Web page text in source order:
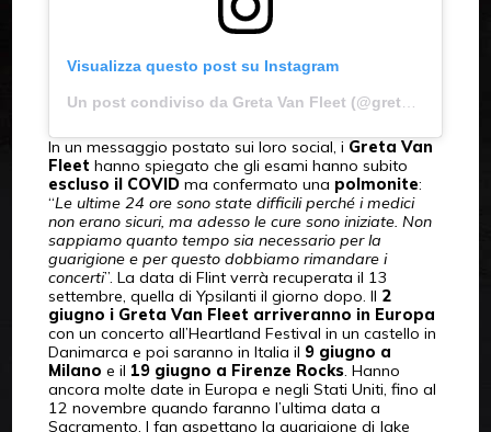
Visualizza questo post su Instagram
Un post condiviso da Greta Van Fleet (@gretavanfleet)
In un messaggio postato sui loro social, i Greta Van
Fleet hanno spiegato che gli esami hanno subito
escluso il COVIDma confermato una polmonite:
“Le ultime 24 ore sono state difficili perché i medici
non erano sicuri, ma adesso le cure sono iniziate. Non
sappiamo quanto tempo sia necessario per la
guarigione e per questo dobbiamo rimandare i
concerti”. La data di Flint verrà recuperata il 13
settembre, quella di Ypsilanti il giorno dopo. Il 2
giugno i Greta Van Fleet arriveranno in Europa
con un concerto all’Heartland Festival in un castello in
Danimarca e poi saranno in Italia il 9 giugno a
Milano e il 19 giugno a Firenze Rocks. Hanno
ancora molte date in Europa e negli Stati Uniti, fino al
12 novembre quando faranno l’ultima data a
Sacramento. I fan aspettano la guarigione di Jake